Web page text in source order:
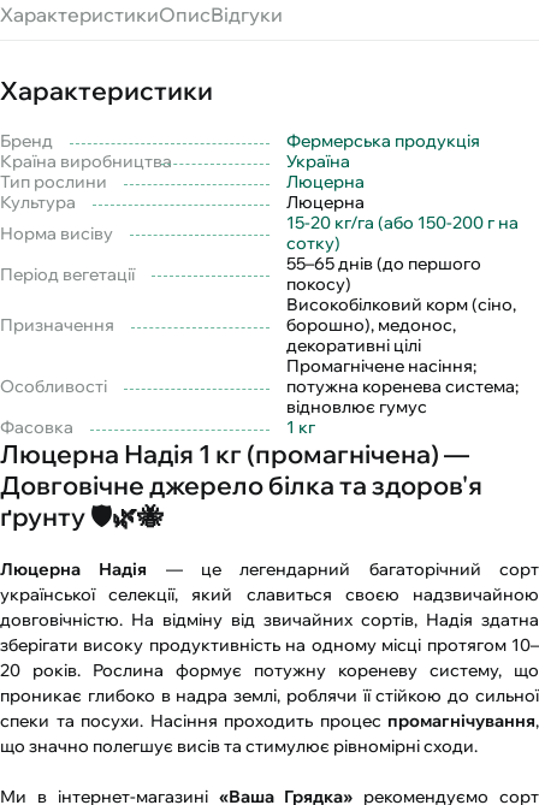
ХарактеристикиОписВідгуки
Характеристики
Бренд
Фермерська продукція
Країна виробництва
Україна
Тип рослини
Люцерна
Культура
Люцерна
Норма висіву
15-20 кг/га (або 150-200 г на
сотку)
Період вегетації
55–65 днів (до першого
покосу)
Призначення
Високобілковий корм (сіно,
борошно), медонос,
декоративні цілі
Особливості
Промагнічене насіння;
потужна коренева система;
відновлює гумус
Фасовка
1 кг
Люцерна Надія 1 кг (промагнічена) —
Довговічне джерело білка та здоров'я
ґрунту 🛡️🌿🐝
Люцерна Надія — це легендарний багаторічний сорт
української селекції, який славиться своєю надзвичайною
довговічністю. На відміну від звичайних сортів, Надія здатна
зберігати високу продуктивність на одному місці протягом 10–
20 років. Рослина формує потужну кореневу систему, що
проникає глибоко в надра землі, роблячи її стійкою до сильної
спеки та посухи. Насіння проходить процес промагнічування,
що значно полегшує висів та стимулює рівномірні сходи.
Ми в інтернет-магазині «Ваша Грядка» рекомендуємо сорт